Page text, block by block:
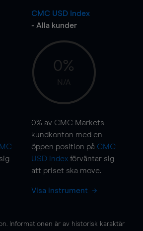
CMC USD Index
- Alla kunder
0%
N/A
0% av CMC Markets
kundkonton med en
öppen position på CMC
USD Indexförväntar sig
att priset ska move.
Visa instrument
Informationen är av historisk karaktär